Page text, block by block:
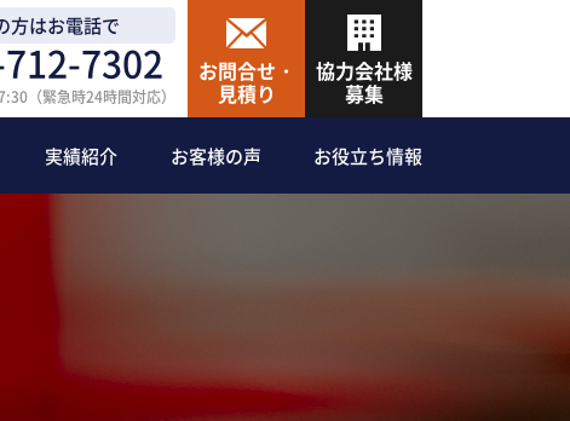
方はお電話で
7302
（緊急時24時間対応）
お問合せ・
見積り
協力会社様
募集
実績紹介 お客様の声 お役立ち情報